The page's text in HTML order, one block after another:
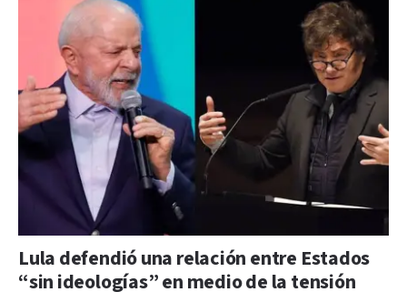
Lula defendió una relación entre Estados
“sin ideologías” en medio de la tensión